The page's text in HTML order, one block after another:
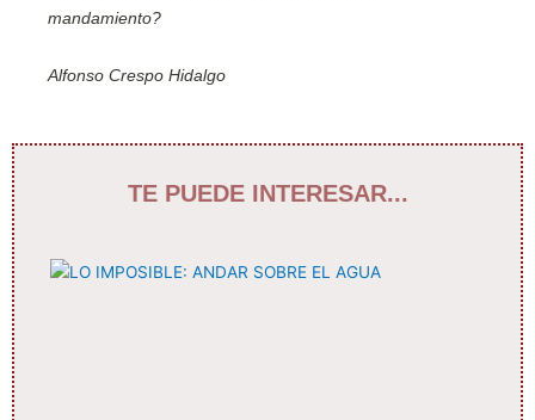
mandamiento?
Alfonso Crespo Hidalgo
TE PUEDE INTERESAR...